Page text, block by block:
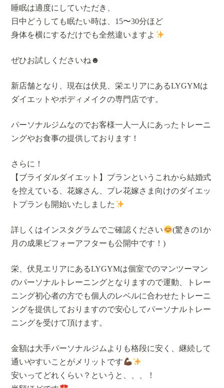
睡眠は適度にしていただき、
日中どうしても眠たい時は、15〜30分ほど
身体を横にするだけでも全然違いますよ
ぜひお試しくださいね☻
新店舗となり、現在は伏見、栄エリアにあるLYGYMは
ダイエットやボディメイクの専門店です。
パーソナルジムなのでお客様一人一人にあったトレーニ
ングやお食事の提供しております！
さらに！
【ブライダルダイエット】プランというこれから結婚式
を控えている、花嫁さん、プレ花嫁さま向けのダイエッ
トプランも開始いたしました
詳しくはインスタグラムでご確認ください
(驚きの1か
月の成果ビフォーアフターも公開中です！)
栄、伏見エリアにあるLYGYMは個室でのマンツーマン
のパーソナルトレーニングとなりますので運動、トレー
ニング初心者の方でも個人のレベルに合わせたトレーニ
ングを提供しておりますので安心してパーソナルトレー
ニングを受けて頂けます。
金額は大手パーソナルジムよりも格段に安く、継続して
通いやすいことがメリットです
安いってどれくらい？というと、、、！